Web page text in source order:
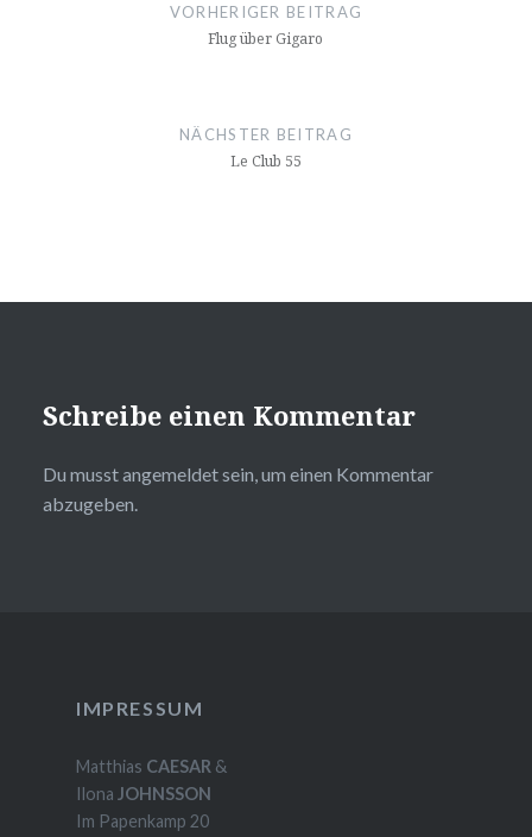
VORHERIGER BEITRAG
Flug über Gigaro
NÄCHSTER BEITRAG
Le Club 55
Schreibe einen Kommentar
Du musstangemeldetsein, um einen Kommentar
abzugeben.
IMPRESSUM
Matthias CAESAR &
Ilona JOHNSSON
Im Papenkamp 20